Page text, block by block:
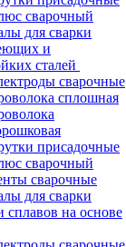
сварочный
для сварки
и
сталей
сварочные
сплошная
присадочные
сварочный
сварочные
для сварки
сплавов на основе